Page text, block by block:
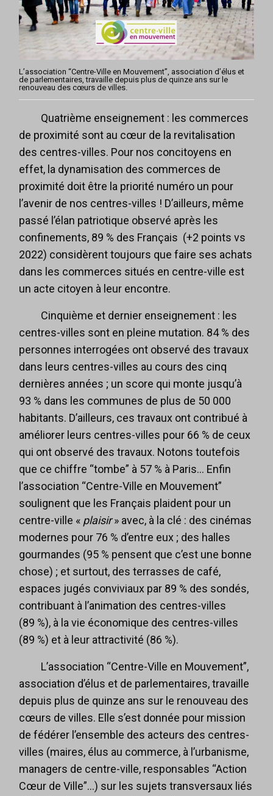
L’association “Centre-Ville en Mouvement”, association d’élus et
de parlementaires, travaille depuis plus de quinze ans sur le
renouveau des cœurs de villes.
Quatrième enseignement : les commerces
de proximité sont au cœur de la revitalisation
des centres-villes. Pour nos concitoyens en
effet, la dynamisation des commerces de
proximité doit être la priorité numéro un pour
l’avenir de nos centres-villes ! D’ailleurs, même
passé l’élan patriotique observé après les
confinements, 89 % des Français (+2 points vs
2022) considèrent toujours que faire ses achats
dans les commerces situés en centre-ville est
un acte citoyen à leur encontre.
Cinquième et dernier enseignement : les
centres-villes sont en pleine mutation. 84 % des
personnes interrogées ont observé des travaux
dans leurs centres-villes au cours des cinq
dernières années ; un score qui monte jusqu’à
93 % dans les communes de plus de 50 000
habitants. D’ailleurs, ces travaux ont contribué à
améliorer leurs centres-villes pour 66 % de ceux
qui ont observé des travaux. Notons toutefois
que ce chiffre “tombe” à 57 % à Paris… Enfin
l’association “Centre-Ville en Mouvement”
soulignent que les Français plaident pour un
centre-ville « plaisir» avec, à la clé : des cinémas
modernes pour 76 % d’entre eux ; des halles
gourmandes (95 % pensent que c’est une bonne
chose) ; et surtout, des terrasses de café,
espaces jugés conviviaux par 89 % des sondés,
contribuant à l’animation des centres-villes
(89 %), à la vie économique des centres-villes
(89 %) et à leur attractivité (86 %).
L’association “Centre-Ville en Mouvement”,
association d’élus et de parlementaires, travaille
depuis plus de quinze ans sur le renouveau des
cœurs de villes. Elle s’est donnée pour mission
de fédérer l’ensemble des acteurs des centres-
villes (maires, élus au commerce, à l’urbanisme,
managers de centre-ville, responsables “Action
Cœur de Ville”…) sur les sujets transversaux liés